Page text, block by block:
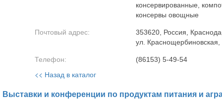
консервированные,
консервы овощные
Почтовый адрес:
353620, Россия,
ул. Краснощербиновская,
Телефон: (86153) 5-49-54
<< Назад в каталог
Выставки и конференции по продуктам питания и